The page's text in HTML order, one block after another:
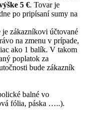
5 €. Tovar je
po pripísaní sumy na
je zákazníkovi účtované
na zmenu v prípade,
ako 1 balík. V takom
poplatok za
bude zákazník
balné vo
fólia, páska …..).